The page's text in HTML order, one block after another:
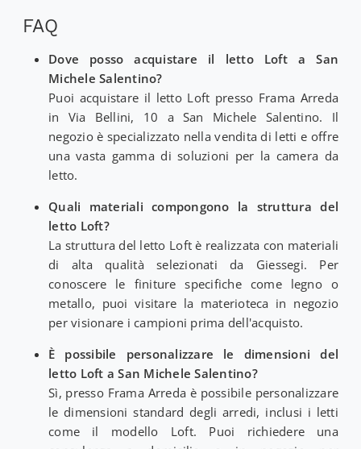
FAQ
Dove posso acquistare il letto Loft a San
Michele Salentino?
Puoi acquistare il letto Loft presso Frama Arreda
in Via Bellini, 10 a San Michele Salentino. Il
negozio è specializzato nella vendita di letti e offre
una vasta gamma di soluzioni per la camera da
letto.
Quali materiali compongono la struttura del
letto Loft?
La struttura del letto Loft è realizzata con materiali
di alta qualità selezionati da Giessegi. Per
conoscere le finiture specifiche come legno o
metallo, puoi visitare la materioteca in negozio
per visionare i campioni prima dell'acquisto.
È possibile personalizzare le dimensioni del
letto Loft a San Michele Salentino?
Sì, presso Frama Arreda è possibile personalizzare
le dimensioni standard degli arredi, inclusi i letti
come il modello Loft. Puoi richiedere una